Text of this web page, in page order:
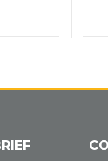
12x33cl